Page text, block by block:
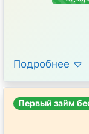
Подробнее
Первый займ